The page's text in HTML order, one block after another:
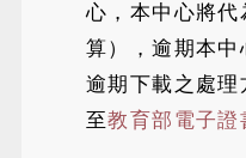
心，本中心將代
算），逾期本
逾期下載之處
至教育部電子證